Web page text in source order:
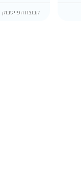
קבוצת הפייסבוק